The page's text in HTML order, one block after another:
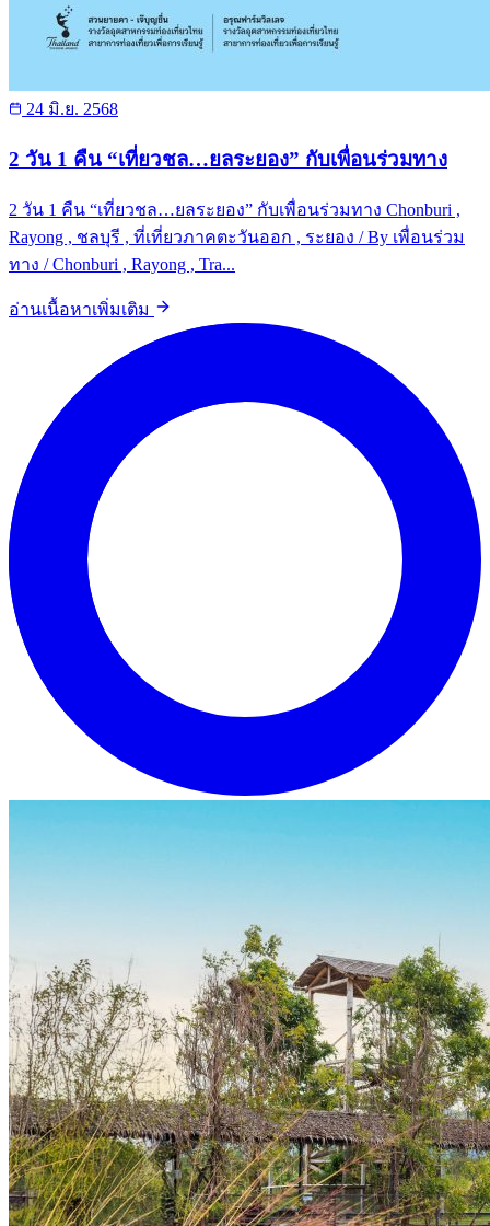
24 มิ.ย. 2568
2 วัน 1 คืน “เที่ยวชล…ยลระยอง” กับเพื่อนร่วมทาง
2 วัน 1 คืน “เที่ยวชล…ยลระยอง” กับเพื่อนร่วมทาง Chonburi ,
Rayong , ชลบุรี , ที่เที่ยวภาคตะวันออก , ระยอง / By เพื่อนร่วม
ทาง / Chonburi , Rayong , Tra...
อ่านเนื้อหาเพิ่มเติม